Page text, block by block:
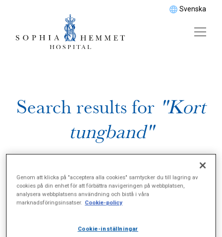
Svenska
Search results for "Kort
tungband"
Genom att klicka på "acceptera alla cookies" samtycker du till lagring av
cookies på din enhet för att förbättra navigeringen på webbplatsen,
analysera webbplatsens användning och bistå i våra
marknadsföringsinsatser. Cookie-policy
Cookie-inställningar